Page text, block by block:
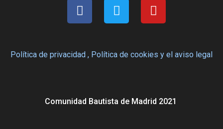
Política de privacidad , Política de cookies y el aviso legal
Comunidad Bautista de Madrid 2021